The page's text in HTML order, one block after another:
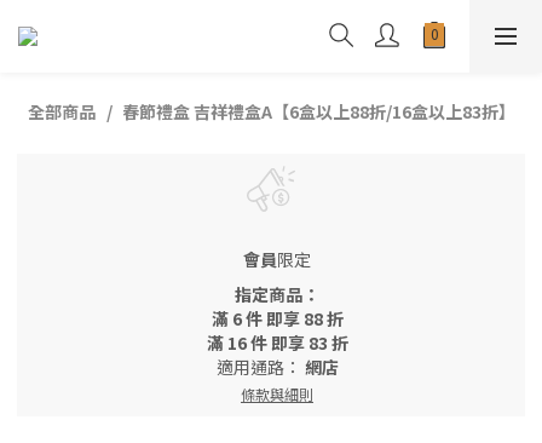
全部商品 春節禮盒 吉祥禮盒A【6盒以上88折/16盒以上83折】
會員限定
指定商品：
滿 6 件 即享 88 折
滿 16 件 即享 83 折
適用通路： 網店
條款與細則